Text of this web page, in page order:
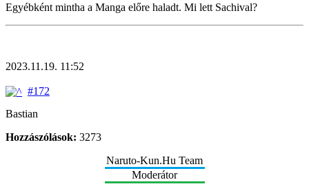
Egyébként mintha a Manga előre haladt. Mi lett Sachival?
2023.11.19. 11:52
#172
Bastian
Hozzászólások: 3273
Naruto-Kun.Hu Team
Moderátor